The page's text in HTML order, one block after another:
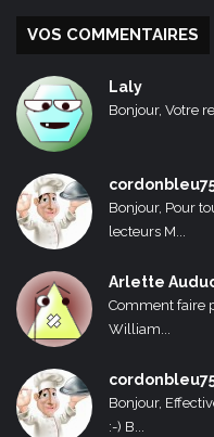
VOS COMMENTAIRES
Laly
Bonjour, Votre
Bonjour, Pour
lecteurs M...
Arlette
Comment faire
William...
Bonjour,
:-) B...